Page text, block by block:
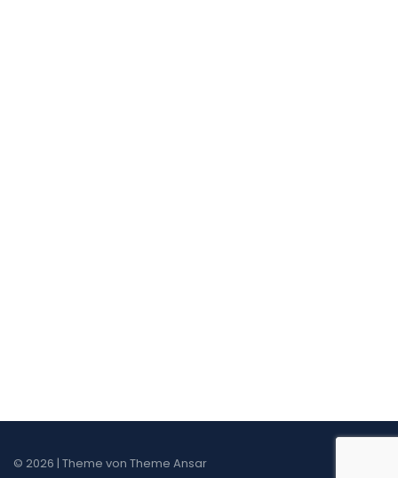
© 2026 | Theme von Theme Ansar